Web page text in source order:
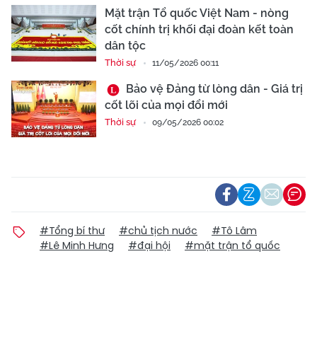
Mặt trận Tổ quốc Việt Nam - nòng
cốt chính trị khối đại đoàn kết toàn
dân tộc
Thời sự 11/05/2026 00:11
Bảo vệ Đảng từ lòng dân - Giá trị
cốt lõi của mọi đổi mới
Thời sự 09/05/2026 00:02
#Tổng bí thư #chủ tịch nước
#Tô Lâm
#Lê Minh Hưng
#đại hội #mặt trận tổ quốc